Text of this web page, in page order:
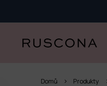
obsah
Domů Produkty